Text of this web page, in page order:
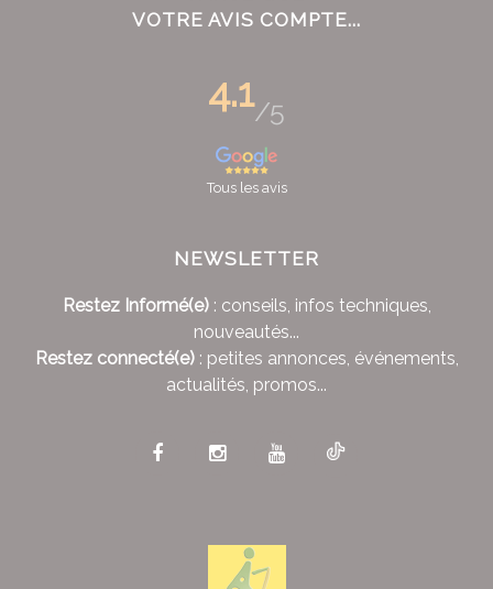
VOTRE AVIS COMPTE...
4.1/5
Tous les avis
NEWSLETTER
Restez Informé(e): conseils, infos techniques,
nouveautés...
Restez connecté(e): petites annonces, événements,
actualités, promos...